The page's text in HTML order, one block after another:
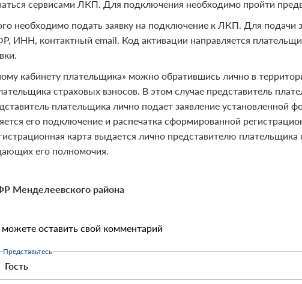
сервисами ЛКП. Для подключения необходимо пройти
необходимо подать заявку на подключение к ЛКП. Для подачи
ИНН, контактный email. Код активации направляется
кабинету плательщика» можно обратившись лично в
страховых взносов. В этом случае представитель
плательщика лично подает заявление установленной
его подключение и распечатка сформированной
карта выдается лично представителю
его полномочия.
Менделеевского района
оставить свой комментарий
Представьтесь